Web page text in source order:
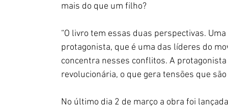
mais do que um filho?
“O livro tem essas duas perspectivas.
protagonista, que é uma das líderes do
concentra nesses conflitos. A
revolucionária, o que gera tensões que
No último dia 2 de março a obra foi